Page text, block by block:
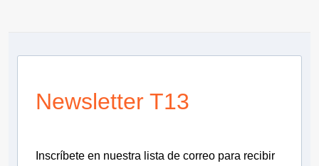
Newsletter T13
Inscríbete en nuestra lista de correo para recibir